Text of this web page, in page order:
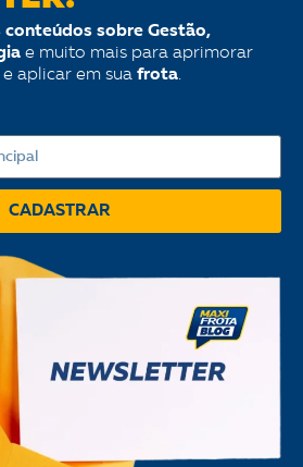
conteúdos sobre Gestão,
e muito mais para aprimorar
aplicar em sua frota.
CADASTRAR